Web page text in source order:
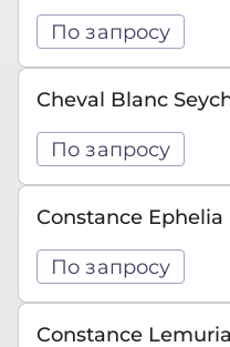
По запросу
Cheval Blanc
По запросу
Constance Ephelia
По запросу
Constance Lemuria